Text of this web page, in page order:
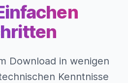
Download in wenigen
Kenntnisse